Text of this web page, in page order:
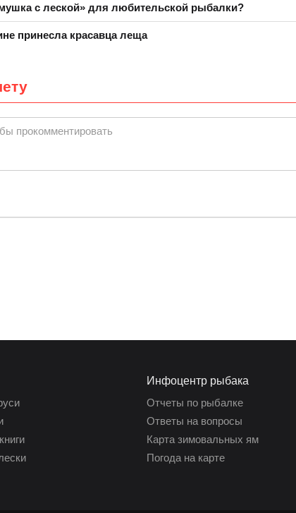
с леской» для любительской рыбалки?
принесла красавца леща
прокомментировать
Инфоцентр рыбака
Отчеты по рыбалке
Ответы на вопросы
Карта зимовальных ям
Погода на карте